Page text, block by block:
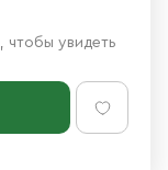
, чтобы увидеть